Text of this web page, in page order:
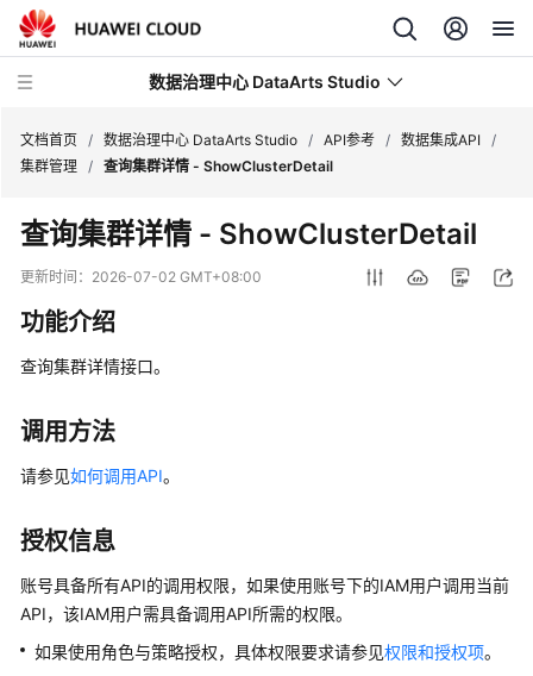
数据治理中心 DataArts Studio
最
新
动
品
绍
数
治
方
法
文档首页 / 数据治理中心 DataArts Studio / API参考 / 数据集成API /
集群管理 / 查询集群详情 - ShowClusterDetail
查询集群详情 - ShowClusterDetail
更新时间： 2026-07-02 GMT+08:00
功能介绍
查询集群详情接口。
调用方法
请参见如何调用API。
授权信息
账号具备所有API的调用权限，如果使用账号下的IAM用户调用当前
API，该IAM用户需具备调用API所需的权限。
如果使用角色与策略授权，具体权限要求请参见权限和授权项。